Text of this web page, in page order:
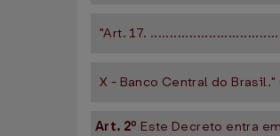
"Art. 17.
X - Banco Central do Brasil."
Art. 2º Este Decreto entra